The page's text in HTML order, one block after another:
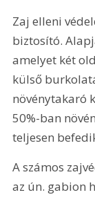
Zaj elleni
biztosító.
amelyet két
külső
növénytakaró
50%-ban
teljesen
A számos
az ún. gabion